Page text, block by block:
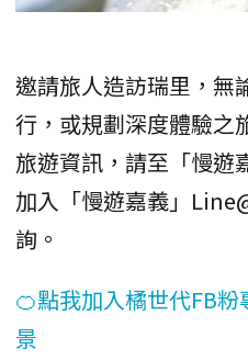
邀請旅人造訪瑞里，無
行，或規劃深度體驗之
旅遊資訊，請至「慢遊
加入「慢遊嘉義」
詢。
🍊點我加入橘世代FB
景